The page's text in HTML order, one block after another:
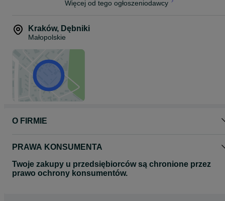
Więcej od tego ogłoszeniodawcy
Kraków, Dębniki
Małopolskie
O FIRMIE
PRAWA KONSUMENTA
Twoje zakupy u przedsiębiorców są chronione przez
prawo ochrony konsumentów.